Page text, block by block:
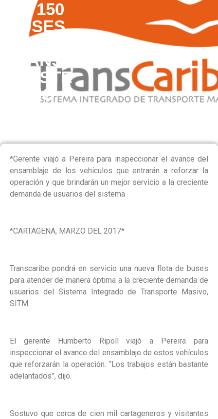
DE 150
BUSES
TENDRÁ
TRANSCARIBE
EN ESTE
AÑO
*Gerente viajó a Pereira para inspeccionar el avance del
ensamblaje de los vehículos que entrarán a reforzar la
operación y que brindarán un mejor servicio a la creciente
demanda de usuarios del sistema
*CARTAGENA, MARZO DEL 2017*
Transcaribe pondrá en servicio una nueva flota de buses
para atender de manera óptima a la creciente demanda de
usuarios del Sistema Integrado de Transporte Masivo,
SITM.
El gerente Humberto Ripoll viajó a Pereira para
inspeccionar el avance del ensamblaje de estos vehículos
que reforzarán la operación. “Los trabajos están bastante
adelantados”, dijo.
Sostuvo que cerca de cien mil cartageneros y visitantes